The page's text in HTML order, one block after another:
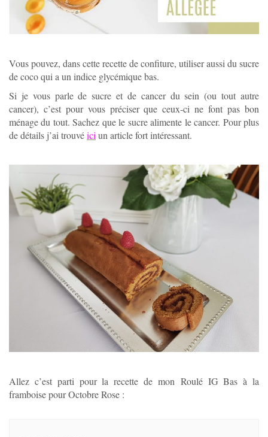
Vous pouvez, dans cette recette de confiture, utiliser aussi du sucre
de coco qui a un indice glycémique bas.
Si je vous parle de sucre et de cancer du sein (ou tout autre
cancer), c’est pour vous préciser que ceux-ci ne font pas bon
ménage du tout. Sachez que le sucre alimente le cancer. Pour plus
de détails j’ai trouvéici un article fort intéressant.
Allez c’est parti pour la recette de mon Roulé IG Bas à la
framboise pour Octobre Rose :